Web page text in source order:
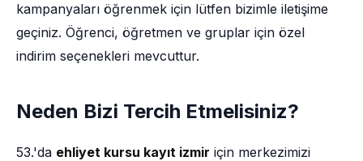
kampanyaları öğrenmek için lütfen bizimle iletişime
geçiniz. Öğrenci, öğretmen ve gruplar için özel
indirim seçenekleri mevcuttur.
Neden Bizi Tercih Etmelisiniz?
53.'da ehliyet kursu kayıt izmir için merkezimizi